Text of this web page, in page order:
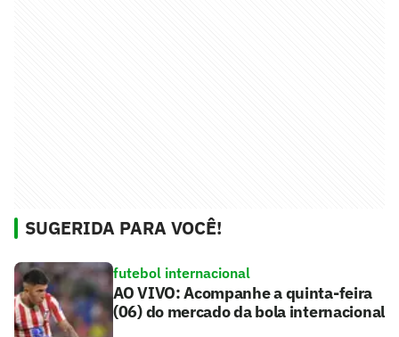
SUGERIDA PARA VOCÊ!
futebol internacional
AO VIVO: Acompanhe a quinta-feira
(06) do mercado da bola internacional